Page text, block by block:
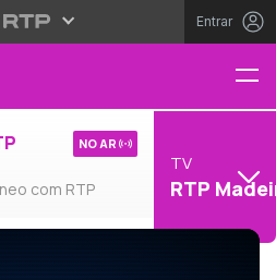
Entrar
com RTP
NO AR
TV
RTP